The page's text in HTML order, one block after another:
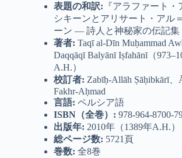
表題の和訳: 『アラファート・
シキーンとアリサート・アル
ーン ― 詩人と神秘家の伝記集
著者: Taqī al-Dīn Muḥammad
Daqqāqī Balyānī Iṣfahānī（
A.H.）
校訂者: Zabīḥ-Allāh Ṣāḥibkārī、
Fakhr-Aḥmad
言語: ペルシア語
ISBN（全巻） : 978-964-8700-
出版年: 2010年（1389年A.H.）
総ページ数: 5721頁
巻数: 全8巻